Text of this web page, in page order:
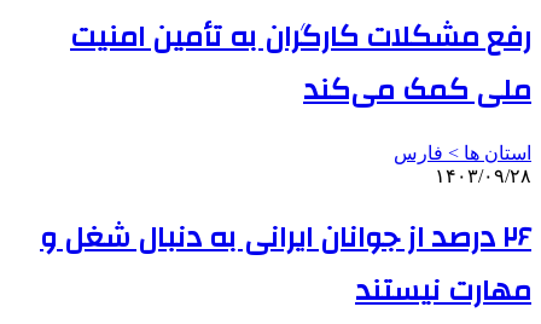
رفع مشکلات کارگران به تأمین امنیت
ملی کمک می‌کند
استان ها > فارس
۱۴۰۳/۰۹/۲۸
۲۶ درصد از جوانان ایرانی به دنبال شغل و
مهارت نیستند